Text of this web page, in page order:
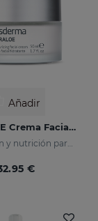
Añadir
HIDRALOE Crema Facial Hidratante
Hidratación y nutrición para pieles secas y sensibles
€